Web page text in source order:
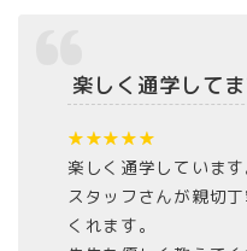
楽しく通学してま
★★★★★
楽しく通学しています
スタッフさんが親切
くれます。